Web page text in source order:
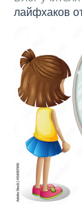
лайфхаков